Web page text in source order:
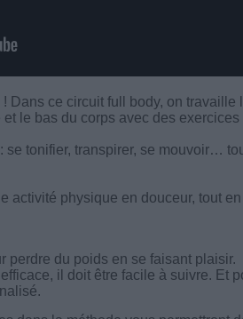
Dans ce circuit full body, on travaille
le bas du corps avec des exercices
se tonifier, transpirer, se mouvoir…
activité physique en douceur, tout en
perdre du poids en se faisant plaisir.
il doit être facile à suivre. Et